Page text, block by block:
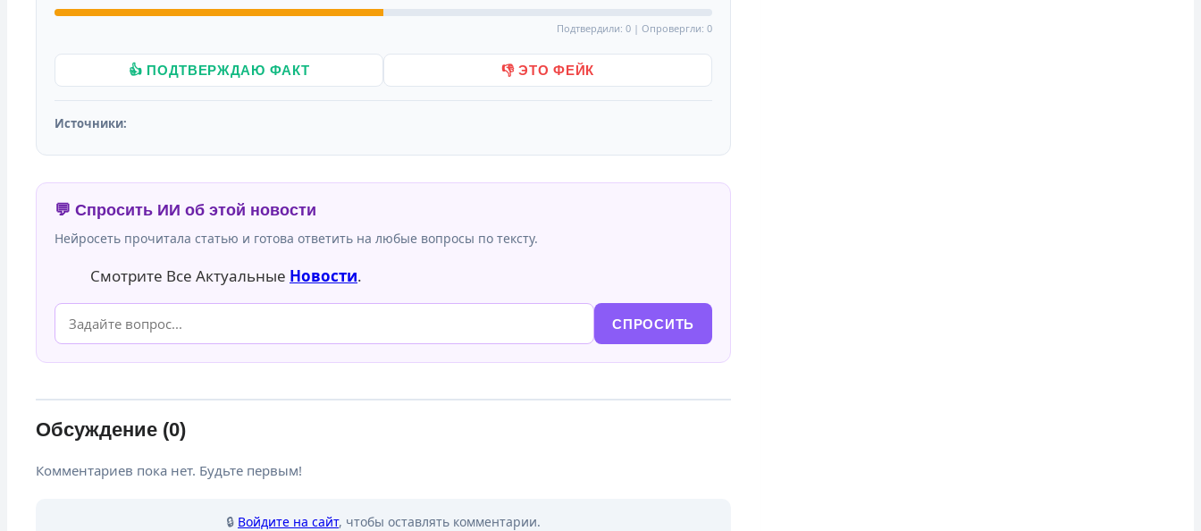
Подтвердили: 0 | Опровергли: 0
👍 ПОДТВЕРЖДАЮ ФАКТ 👎 ЭТО ФЕЙК
Источники:
💬 Спросить ИИ об этой новости
Нейросеть прочитала статью и готова ответить на любые вопросы по тексту.
Смотрите Все Актуальные Новости.
СПРОСИТЬ
Обсуждение (0)
Комментариев пока нет. Будьте первым!
🔒 Войдите на сайт, чтобы оставлять комментарии.